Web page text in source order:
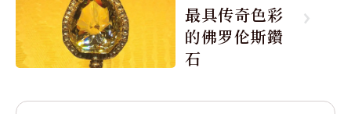
最具传奇色彩
的佛罗伦斯鑽
石